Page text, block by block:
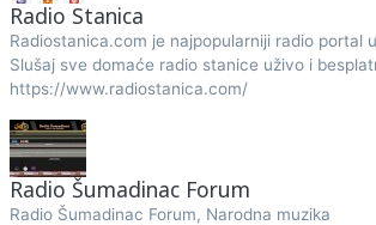
Radio Stanica
Radiostanica.com je najpopularniji radio portal
Slušaj sve domaće radio stanice uživo i
https://www.radiostanica.com/
Radio Šumadinac Forum
Radio Šumadinac Forum, Narodna muzika